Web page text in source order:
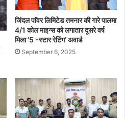
जिंदल पाॅवर लिमिटेड तमनार की गारे पालमा
4/1 कोल माइन्स को लगातार दूसरे वर्ष
मिला ’5 -स्टार रेटिंग’ अवार्ड
September 6, 2025